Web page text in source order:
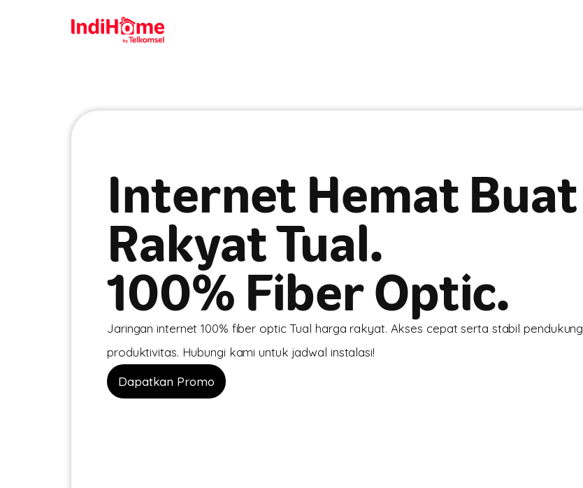
Internet Hemat Buat
Rakyat Tual.
100% Fiber Optic.
Jaringan internet 100% fiber optic Tual harga rakyat. Akses cepat serta stabil pendukung
produktivitas. Hubungi kami untuk jadwal instalasi!
Dapatkan Promo